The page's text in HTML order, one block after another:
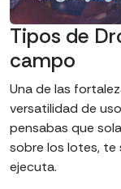
Tipos de
campo
Una de las
versatilidad de
pensabas que
sobre los lotes, te
ejecuta.